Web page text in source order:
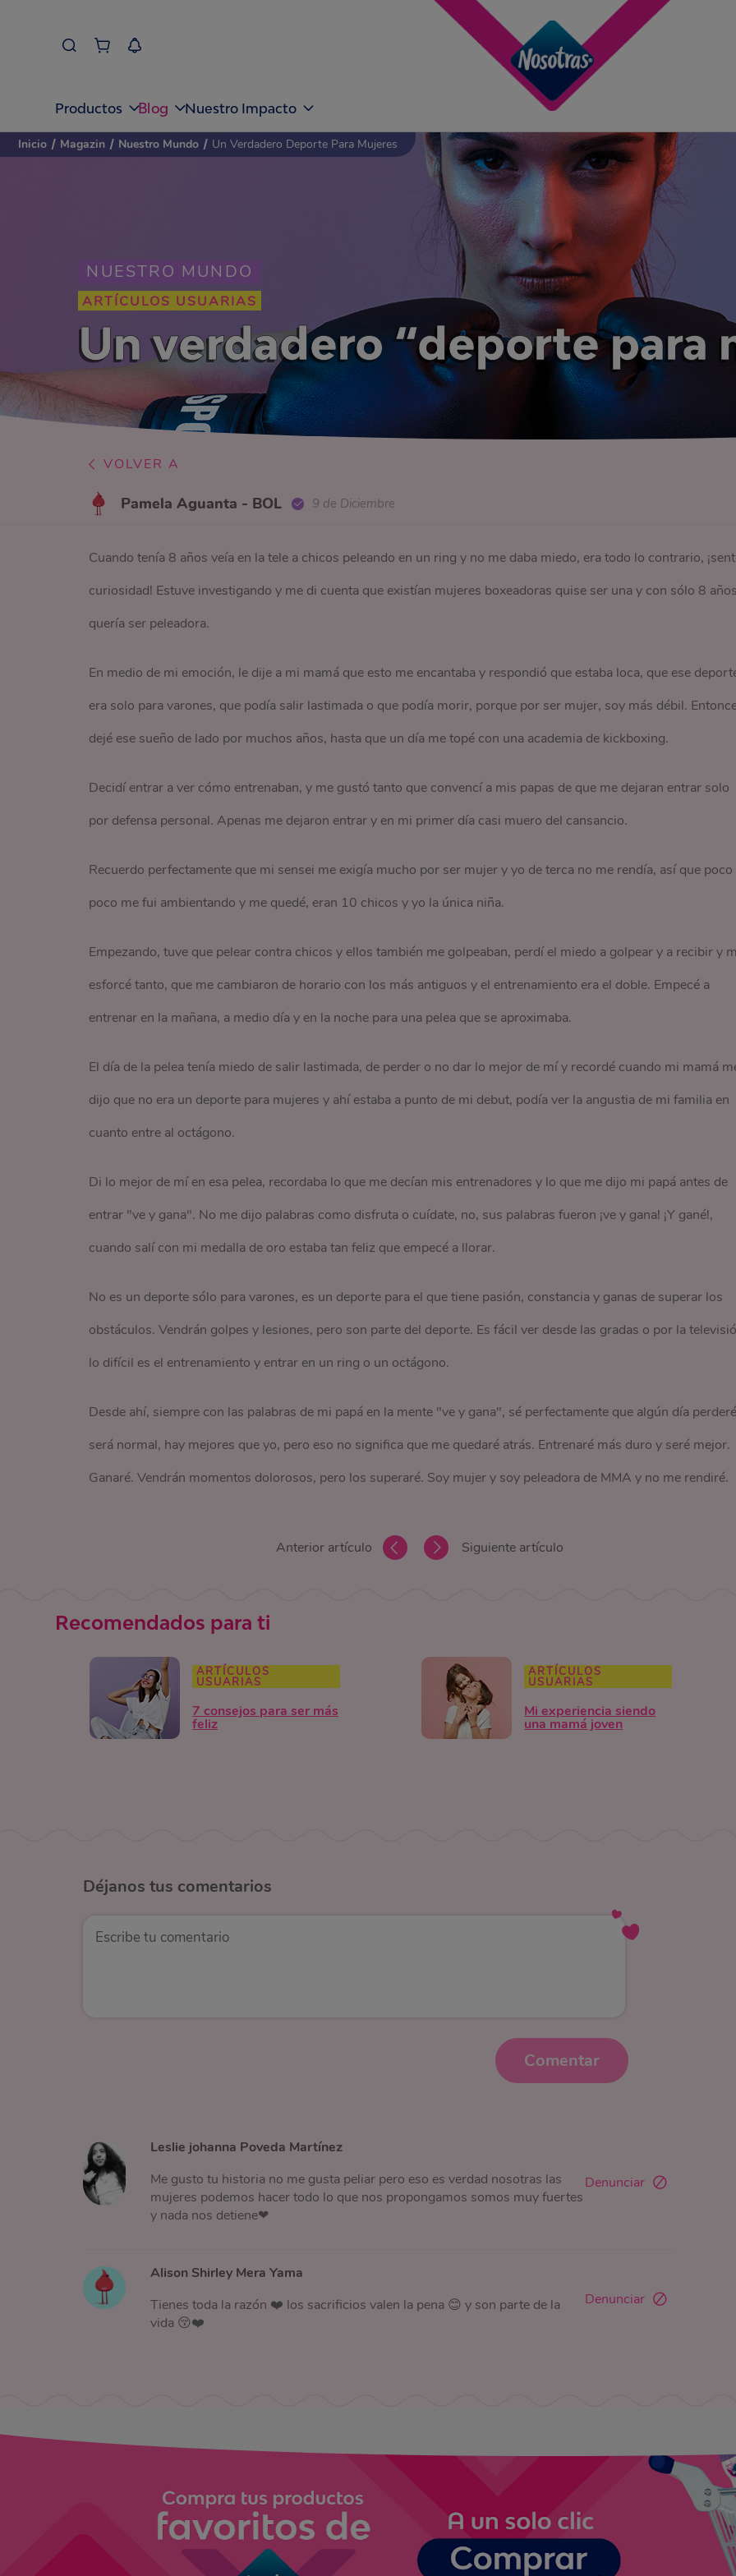
Productos Blog Nuestro Impacto
NUESTRO MUNDO
ARTÍCULOS USUARIAS
Un verdadero “deporte para
Inicio / Magazin / Nuestro Mundo / Un Verdadero Deporte Para Mujeres
VOLVER A
Pamela Aguanta - BOL 9 de Diciembre
Cuando tenía 8 años veía en la tele a chicos peleando en un ring y no me daba miedo, era todo lo contrario,
curiosidad! Estuve investigando y me di cuenta que existían mujeres boxeadoras quise ser una y con sólo 8 años
quería ser peleadora.
En medio de mi emoción, le dije a mi mamá que esto me encantaba y respondió que estaba loca, que ese
era solo para varones, que podía salir lastimada o que podía morir, porque por ser mujer, soy más débil.
dejé ese sueño de lado por muchos años, hasta que un día me topé con una academia de kickboxing.
Decidí entrar a ver cómo entrenaban, y me gustó tanto que convencí a mis papas de que me dejaran entrar solo
por defensa personal. Apenas me dejaron entrar y en mi primer día casi muero del cansancio.
Recuerdo perfectamente que mi sensei me exigía mucho por ser mujer y yo de terca no me rendía, así que poco
poco me fui ambientando y me quedé, eran 10 chicos y yo la única niña.
Empezando, tuve que pelear contra chicos y ellos también me golpeaban, perdí el miedo a golpear y a recibir y
esforcé tanto, que me cambiaron de horario con los más antiguos y el entrenamiento era el doble. Empecé a
entrenar en la mañana, a medio día y en la noche para una pelea que se aproximaba.
El día de la pelea tenía miedo de salir lastimada, de perder o no dar lo mejor de mí y recordé cuando mi mamá
dijo que no era un deporte para mujeres y ahí estaba a punto de mi debut, podía ver la angustia de mi familia en
cuanto entre al octágono.
Di lo mejor de mí en esa pelea, recordaba lo que me decían mis entrenadores y lo que me dijo mi papá antes de
entrar "ve y gana". No me dijo palabras como disfruta o cuídate, no, sus palabras fueron ¡ve y gana! ¡Y gané!,
cuando salí con mi medalla de oro estaba tan feliz que empecé a llorar.
No es un deporte sólo para varones, es un deporte para el que tiene pasión, constancia y ganas de superar los
obstáculos. Vendrán golpes y lesiones, pero son parte del deporte. Es fácil ver desde las gradas o por la
lo difícil es el entrenamiento y entrar en un ring o un octágono.
Desde ahí, siempre con las palabras de mi papá en la mente "ve y gana", sé perfectamente que algún día
será normal, hay mejores que yo, pero eso no significa que me quedaré atrás. Entrenaré más duro y seré mejor.
Ganaré. Vendrán momentos dolorosos, pero los superaré. Soy mujer y soy peleadora de MMA y no me rendiré.
Anterior artículo Siguiente artículo
Recomendados para ti
ARTÍCULOS
USUARIAS
7 consejos para ser más
feliz
ARTÍCULOS
USUARIAS
Mi experiencia siendo
una mamá joven
Déjanos tus comentarios
Comentar
Leslie johanna Poveda Martínez
Me gusto tu historia no me gusta peliar pero eso es verdad nosotras las
mujeres podemos hacer todo lo que nos propongamos somos muy fuertes
y nada nos detiene❤
Denunciar
Alison Shirley Mera Yama
Tienes toda la razón ❤️ los sacrificios valen la pena 😊 y son parte de la
vida 😚❤️
Denunciar